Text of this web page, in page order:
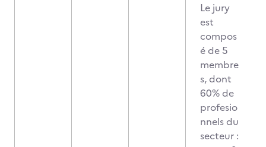
Le jury
est
compos
é de 5
membre
s, dont
60% de
profesio
nnels du
secteur :